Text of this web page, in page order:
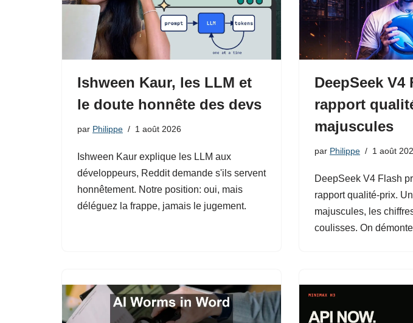
Ishween Kaur, les LLM et
le doute honnête des devs
par Philippe 1 août 2026
Ishween Kaur explique les LLM aux
développeurs, Reddit demande s'ils servent
honnêtement. Notre position: oui, mais
déléguez la frappe, jamais le jugement.
DeepSeek V4
rapport
majuscules
par Philippe 1 août
DeepSeek V4 Flash
rapport qualité-prix.
majuscules, les
coulisses. On